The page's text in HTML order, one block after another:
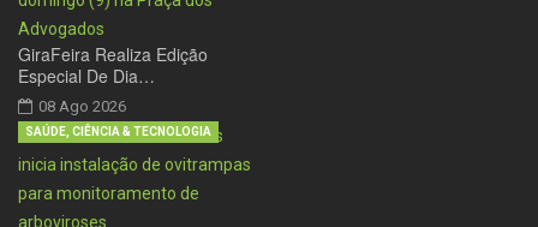
GiraFeira Realiza Edição
Especial De Dia…
08 Ago 2026
SAÚDE, CIÊNCIA & TECNOLOGIA